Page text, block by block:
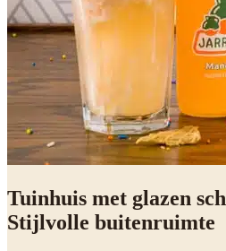
Tuinhuis met glazen
Stijlvolle buitenruimte